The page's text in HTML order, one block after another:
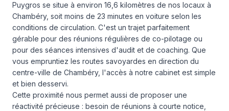
Puygros se situe à environ 16,6 kilomètres de nos locaux à
Chambéry, soit moins de 23 minutes en voiture selon les
conditions de circulation. C'est un trajet parfaitement
gérable pour des réunions régulières de co-pilotage ou
pour des séances intensives d'audit et de coaching. Que
vous empruntiez les routes savoyardes en direction du
centre-ville de Chambéry, l'accès à notre cabinet est simple
et bien desservi.
Cette proximité nous permet aussi de proposer une
réactivité précieuse : besoin de réunions à courte notice,